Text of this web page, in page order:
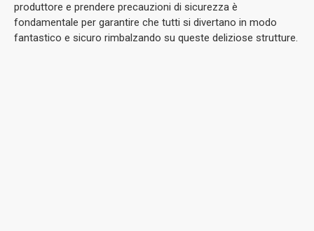
produttore e prendere precauzioni di sicurezza è
fondamentale per garantire che tutti si divertano in modo
fantastico e sicuro rimbalzando su queste deliziose strutture.